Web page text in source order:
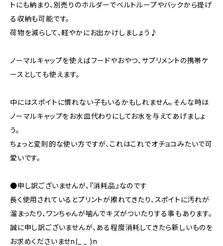
トにも納まり、別売りのホルダーでベルトループやバックから提げ
る収納も可能です。
荷物を減らして、軽やかにお出かけしましょう♪
ノーマルキャップを使えばフードやおやつ、サプリメントの携帯ケ
ースとしても使えます。
中にはスポイトに慣れない子もいるかもしれません。そんな時は
ノーマルキャップをお水皿代わりにしてお水を与えてあげましょ
う。
ちょっと変則的な使い方ですが、これはこれでオチョコみたいで可
愛いです。
●申し訳ございませんが、『消耗品』なのです
長く使用されているとプリントが擦れてきたり、スポイトに汚れが
溜まったり、ワンちゃんが噛んでキズがついたりする事もあります。
誠に申し訳ございませんが、ある程度消耗してきたら新しいものを
お求めくださいませn(_ _ )n